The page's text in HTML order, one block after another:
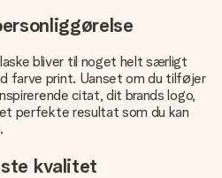
bliver til noget helt særligt
farve print. Uanset om du tilføjer
citat, dit brands logo,
perfekte resultat som du kan
kvalitet